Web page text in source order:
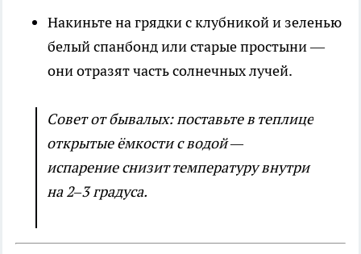
Накиньте на грядки с клубникой и зеленью
белый спанбонд или старые простыни —
они отразят часть солнечных лучей.
Совет от бывалых: поставьте в теплице
открытые ёмкости с водой —
испарение снизит температуру внутри
на 2–3 градуса.